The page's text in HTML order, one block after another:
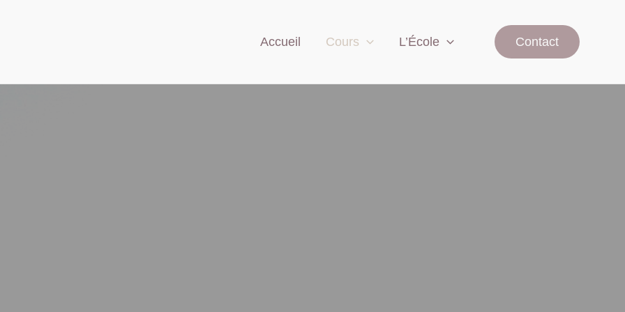
Accueil Cours L’École Contact